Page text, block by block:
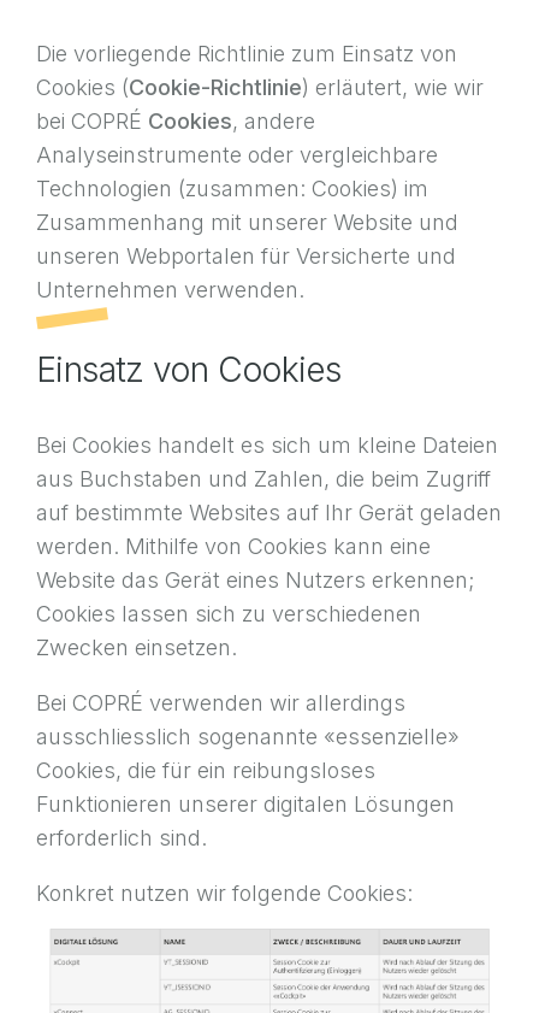
Die vorliegende Richtlinie zum Einsatz von
Cookies (Cookie-Richtlinie) erläutert, wie wir
bei COPRÉ Cookies, andere
Analyseinstrumente oder vergleichbare
Technologien (zusammen: Cookies) im
Zusammenhang mit unserer Website und
unseren Webportalen für Versicherte und
Unternehmen verwenden.
Einsatz von Cookies
Bei Cookies handelt es sich um kleine Dateien
aus Buchstaben und Zahlen, die beim Zugriff
auf bestimmte Websites auf Ihr Gerät geladen
werden. Mithilfe von Cookies kann eine
Website das Gerät eines Nutzers erkennen;
Cookies lassen sich zu verschiedenen
Zwecken einsetzen.
Bei COPRÉ verwenden wir allerdings
ausschliesslich sogenannte «essenzielle»
Cookies, die für ein reibungsloses
Funktionieren unserer digitalen Lösungen
erforderlich sind.
Konkret nutzen wir folgende Cookies: